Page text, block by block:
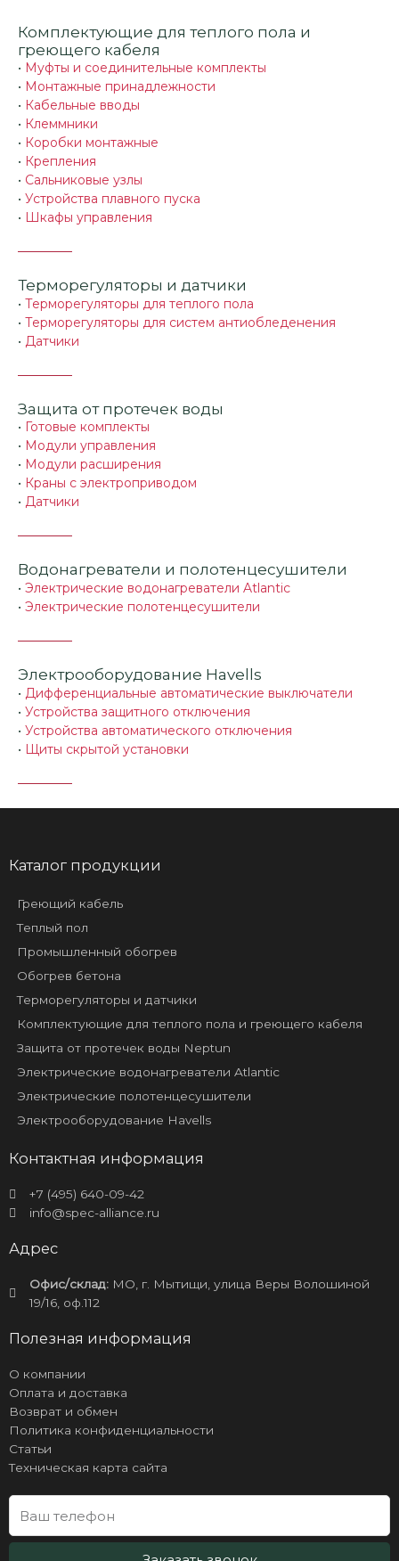
Комплектующие для теплого пола и
греющего кабеля
• Муфты и соединительные комплекты
• Монтажные принадлежности
• Кабельные вводы
• Клеммники
• Коробки монтажные
• Крепления
• Сальниковые узлы
• Устройства плавного пуска
• Шкафы управления
Терморегуляторы и датчики
• Терморегуляторы для теплого пола
• Терморегуляторы для систем антиобледенения
• Датчики
Защита от протечек воды
• Готовые комплекты
• Модули управления
• Модули расширения
• Краны с электроприводом
• Датчики
Водонагреватели и полотенцесушители
• Электрические водонагреватели Atlantic
• Электрические полотенцесушители
Электрооборудование Havells
• Дифференциальные автоматические выключатели
• Устройства защитного отключения
• Устройства автоматического отключения
• Щиты скрытой установки
Каталог продукции
Греющий кабель
Теплый пол
Промышленный обогрев
Обогрев бетона
Терморегуляторы и датчики
Комплектующие для теплого пола и греющего кабеля
Защита от протечек воды Neptun
Электрические водонагреватели Atlantic
Электрические полотенцесушители
Электрооборудование Havells
Контактная информация
+7 (495) 640-09-42
info@spec-alliance.ru
Адрес
Офис/склад:МО, г. Мытищи, улица Веры Волошиной
19/16, оф.112
Полезная информация
О компании
Оплата и доставка
Возврат и обмен
Политика конфиденциальности
Статьи
Техническая карта сайта